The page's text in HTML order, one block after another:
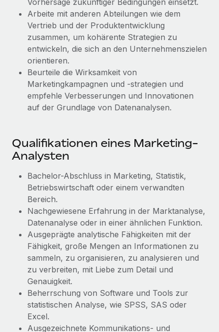
Vorhersage zukünftiger Bedingungen einsetzt.
Arbeite mit anderen Abteilungen wie dem
Vertrieb und der Produktentwicklung
zusammen, um kohärente Strategien zu
entwickeln, die sich an den Unternehmenszielen
orientieren.
Beurteile die Wirksamkeit von
Marketingkampagnen und -strategien und
empfehle Verbesserungen und Innovationen
auf der Grundlage von Datenanalysen.
Qualifikationen eines Marketing-
Analysten
Bachelor-Abschluss in Marketing, Statistik,
Betriebswirtschaft oder einem verwandten
Bereich.
Nachgewiesene Erfahrung in der Marktanalyse,
Datenanalyse oder in einer ähnlichen Funktion.
Ausgeprägte analytische Fähigkeiten mit der
Fähigkeit, große Mengen an Informationen zu
sammeln, zu organisieren, zu analysieren und
zu verbreiten, mit Liebe zum Detail und
Genauigkeit.
Beherrschung von Software und Tools zur
statistischen Analyse, wie SPSS, SAS oder
Excel.
Ausgezeichnete Kommunikations- und